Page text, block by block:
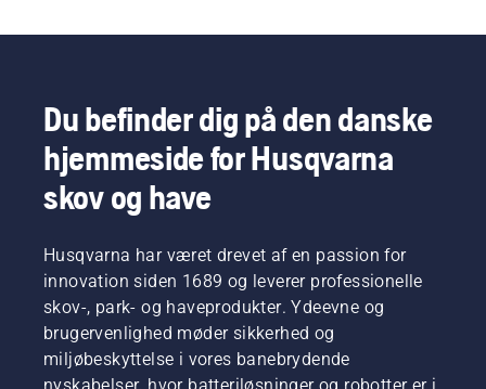
Du befinder dig på den danske
hjemmeside for Husqvarna
skov og have
Husqvarna har været drevet af en passion for
innovation siden 1689 og leverer professionelle
skov-, park- og haveprodukter. Ydeevne og
brugervenlighed møder sikkerhed og
miljøbeskyttelse i vores banebrydende